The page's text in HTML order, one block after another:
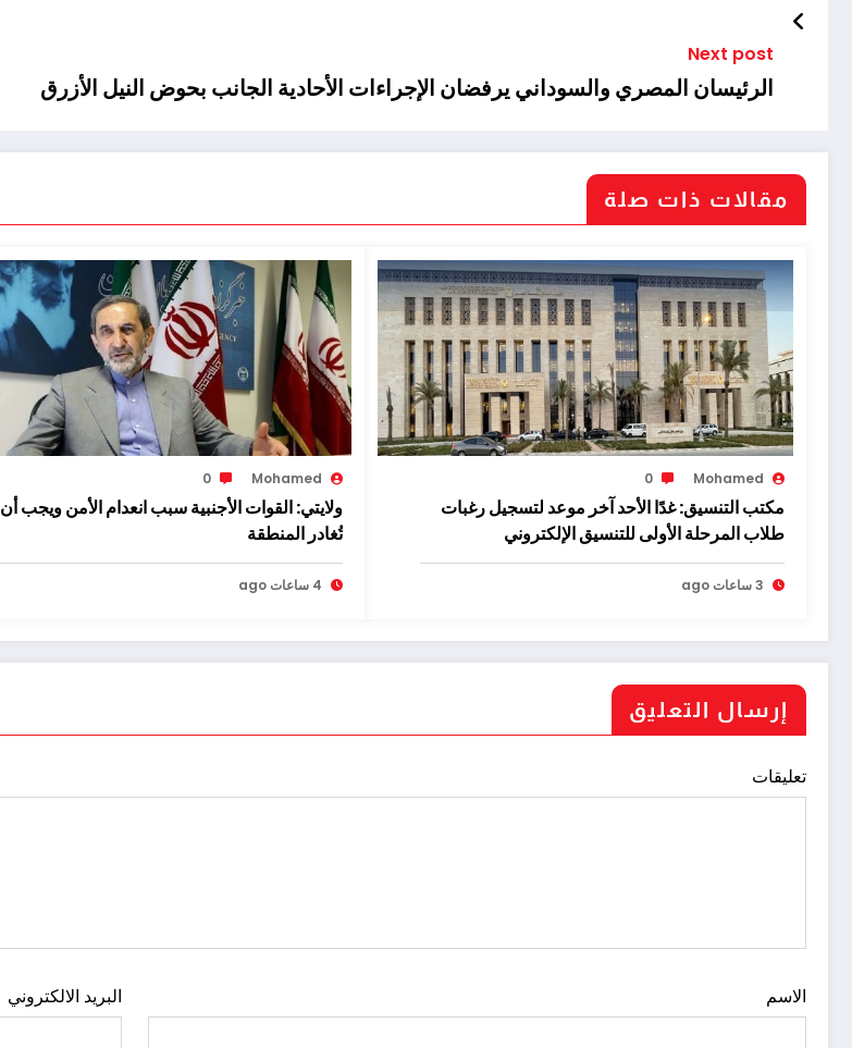
Next post
الرئيسان المصري والسوداني يرفضان الإجراءات الأحادية الجانب بحوض النيل الأزرق
مقالات ذات صلة
Mohamed
0
مكتب التنسيق: غدًا الأحد آخر موعد لتسجيل رغبات
طلاب المرحلة الأولى للتنسيق الإلكتروني
3 ساعات ago
Mohamed
0
ولايتي: القوات الأجنبية سبب انعدام الأمن ويجب أن
تُغادر المنطقة
4 ساعات ago
إرسال التعليق
تعليقات
الاسم البريد الالكتروني